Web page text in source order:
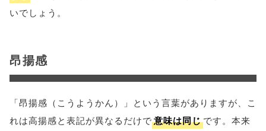
いでしょう。
昂揚感
「昂揚感（こうようかん）」という言葉がありますが、こ
れは高揚感と表記が異なるだけで意味は同じです。本来